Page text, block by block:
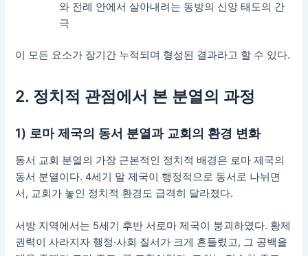
와 전례 안에서 살아내려는 동방의 신앙 태도의 간
극
이 모든 요소가 장기간 누적되며 형성된 결과라고 할 수 있다.
2. 정치적 관점에서 본 분열의 과정
1) 로마 제국의 동서 분열과 교회의 환경 변화
동서 교회 분열의 가장 근본적인 정치적 배경은 로마 제국의
동서 분열이다. 4세기 말 제국이 행정적으로 동서로 나뉘면
서, 교회가 놓인 정치적 환경도 급격히 달라졌다.
서방 지역에서는 5세기 후반 서로마 제국이 붕괴하였다. 황제
권력이 사라지자 행정·사회 질서가 크게 흔들렸고, 그 공백을